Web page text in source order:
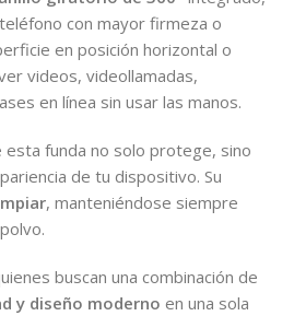
con mayor firmeza o
en posición horizontal o
videos, videollamadas,
en línea sin usar las manos.
esta funda no solo protege, sino
de tu dispositivo. Su
, manteniéndose siempre
buscan una combinación de
y diseño moderno en una sola